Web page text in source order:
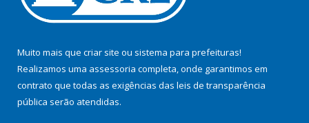
Muito mais que criar site ou sistema para prefeituras!
Realizamos uma assessoria completa, onde garantimos em
contrato que todas as exigências das leis de transparência
pública serão atendidas.